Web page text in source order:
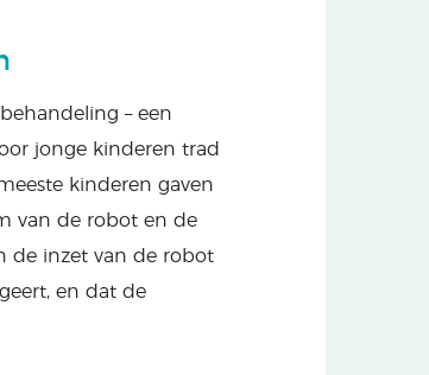
– een
jonge kinderen trad
kinderen gaven
van de robot en de
de inzet van de robot
en dat de